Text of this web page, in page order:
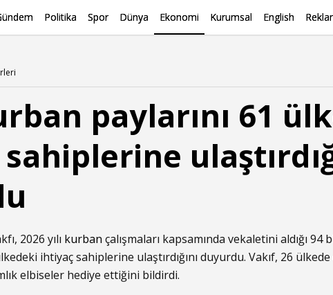
Politika Spor Dünya Ekonomi Kurumsal English
paylarını 61
2026 yılı kurban çalışmaları kapsamında vekaletini aldığı
ihtiyaç sahiplerine ulaştırdığını duyurdu. Vakıf, 26
elbiseler hediye ettiğini bildirdi.